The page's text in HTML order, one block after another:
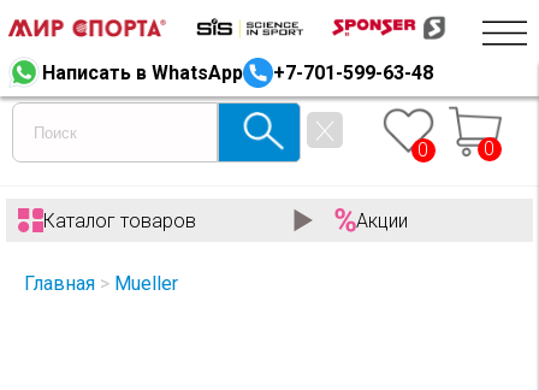
Написать в WhatsApp +7-701-599-63-48
0 0
Каталог товаров Акции
Главная > Mueller